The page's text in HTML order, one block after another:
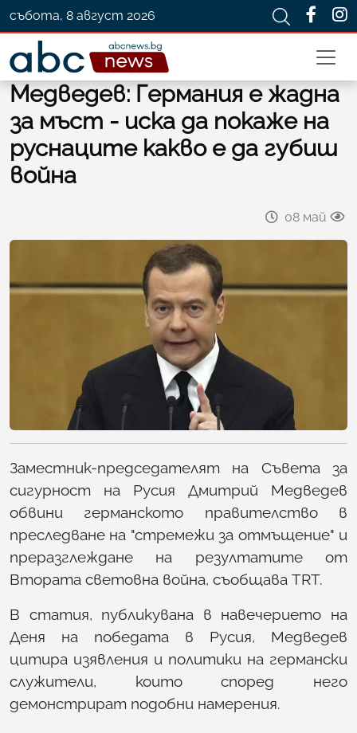
събота, 8 август 2026
Медведев: Германия е жадна
за мъст - иска да покаже на
руснаците какво е да губиш
война
08 май
Заместник-председателят на Съвета за
сигурност на Русия Дмитрий Медведев
обвини германското правителство в
преследване на "стремежи за отмъщение" и
преразглеждане на резултатите от
Втората световна война, съобщава TRT.
В статия, публикувана в навечерието на
Деня на победата в Русия, Медведев
цитира изявления и политики на германски
служители, които според него
демонстрират подобни намерения.